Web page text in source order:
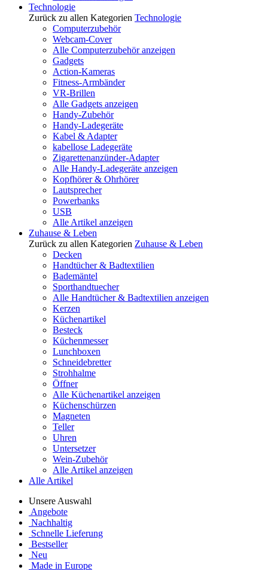
Technologie
Zurück zu allen Kategorien Technologie
Computerzubehör
Webcam-Cover
Alle Computerzubehör anzeigen
Gadgets
Action-Kameras
Fitness-Armbänder
VR-Brillen
Alle Gadgets anzeigen
Handy-Zubehör
Handy-Ladegeräte
Kabel & Adapter
kabellose Ladegeräte
Zigarettenanzünder-Adapter
Alle Handy-Ladegeräte anzeigen
Kopfhörer & Ohrhörer
Lautsprecher
Powerbanks
USB
Alle Artikel anzeigen
Zuhause & Leben
Zurück zu allen Kategorien Zuhause & Leben
Decken
Handtücher & Badtextilien
Bademäntel
Sporthandtuecher
Alle Handtücher & Badtextilien anzeigen
Kerzen
Küchenartikel
Besteck
Küchenmesser
Lunchboxen
Schneidebretter
Strohhalme
Öffner
Alle Küchenartikel anzeigen
Küchenschürzen
Magneten
Teller
Uhren
Untersetzer
Wein-Zubehör
Alle Artikel anzeigen
Alle Artikel
Unsere Auswahl
Angebote
Nachhaltig
Schnelle Lieferung
Bestseller
Neu
Made in Europe